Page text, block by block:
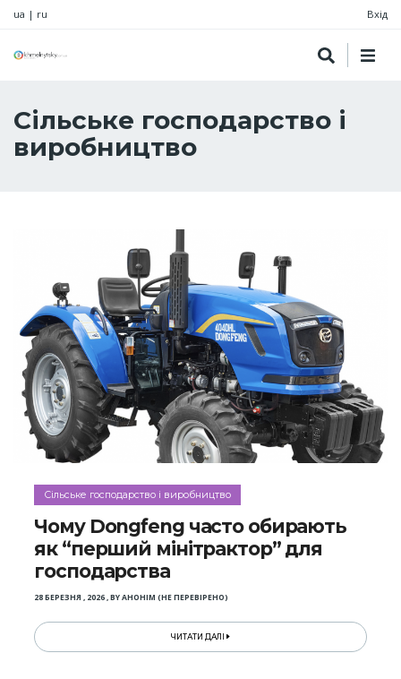
ua | ru Вхід
Сільське господарство і
виробництво
Сільське господарство і виробництво
Чому Dongfeng часто обирають
як “перший мінітрактор” для
господарства
28 БЕРЕЗНЯ , 2026,BYАНОНІМ (НЕ ПЕРЕВІРЕНО)
ЧИТАТИ ДАЛІ